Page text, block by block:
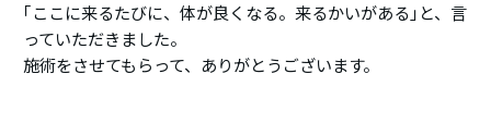
｢ここに来るたびに、体が良くなる。来るかいがある｣と、言
っていただきました。
施術をさせてもらって、ありがとうございます。